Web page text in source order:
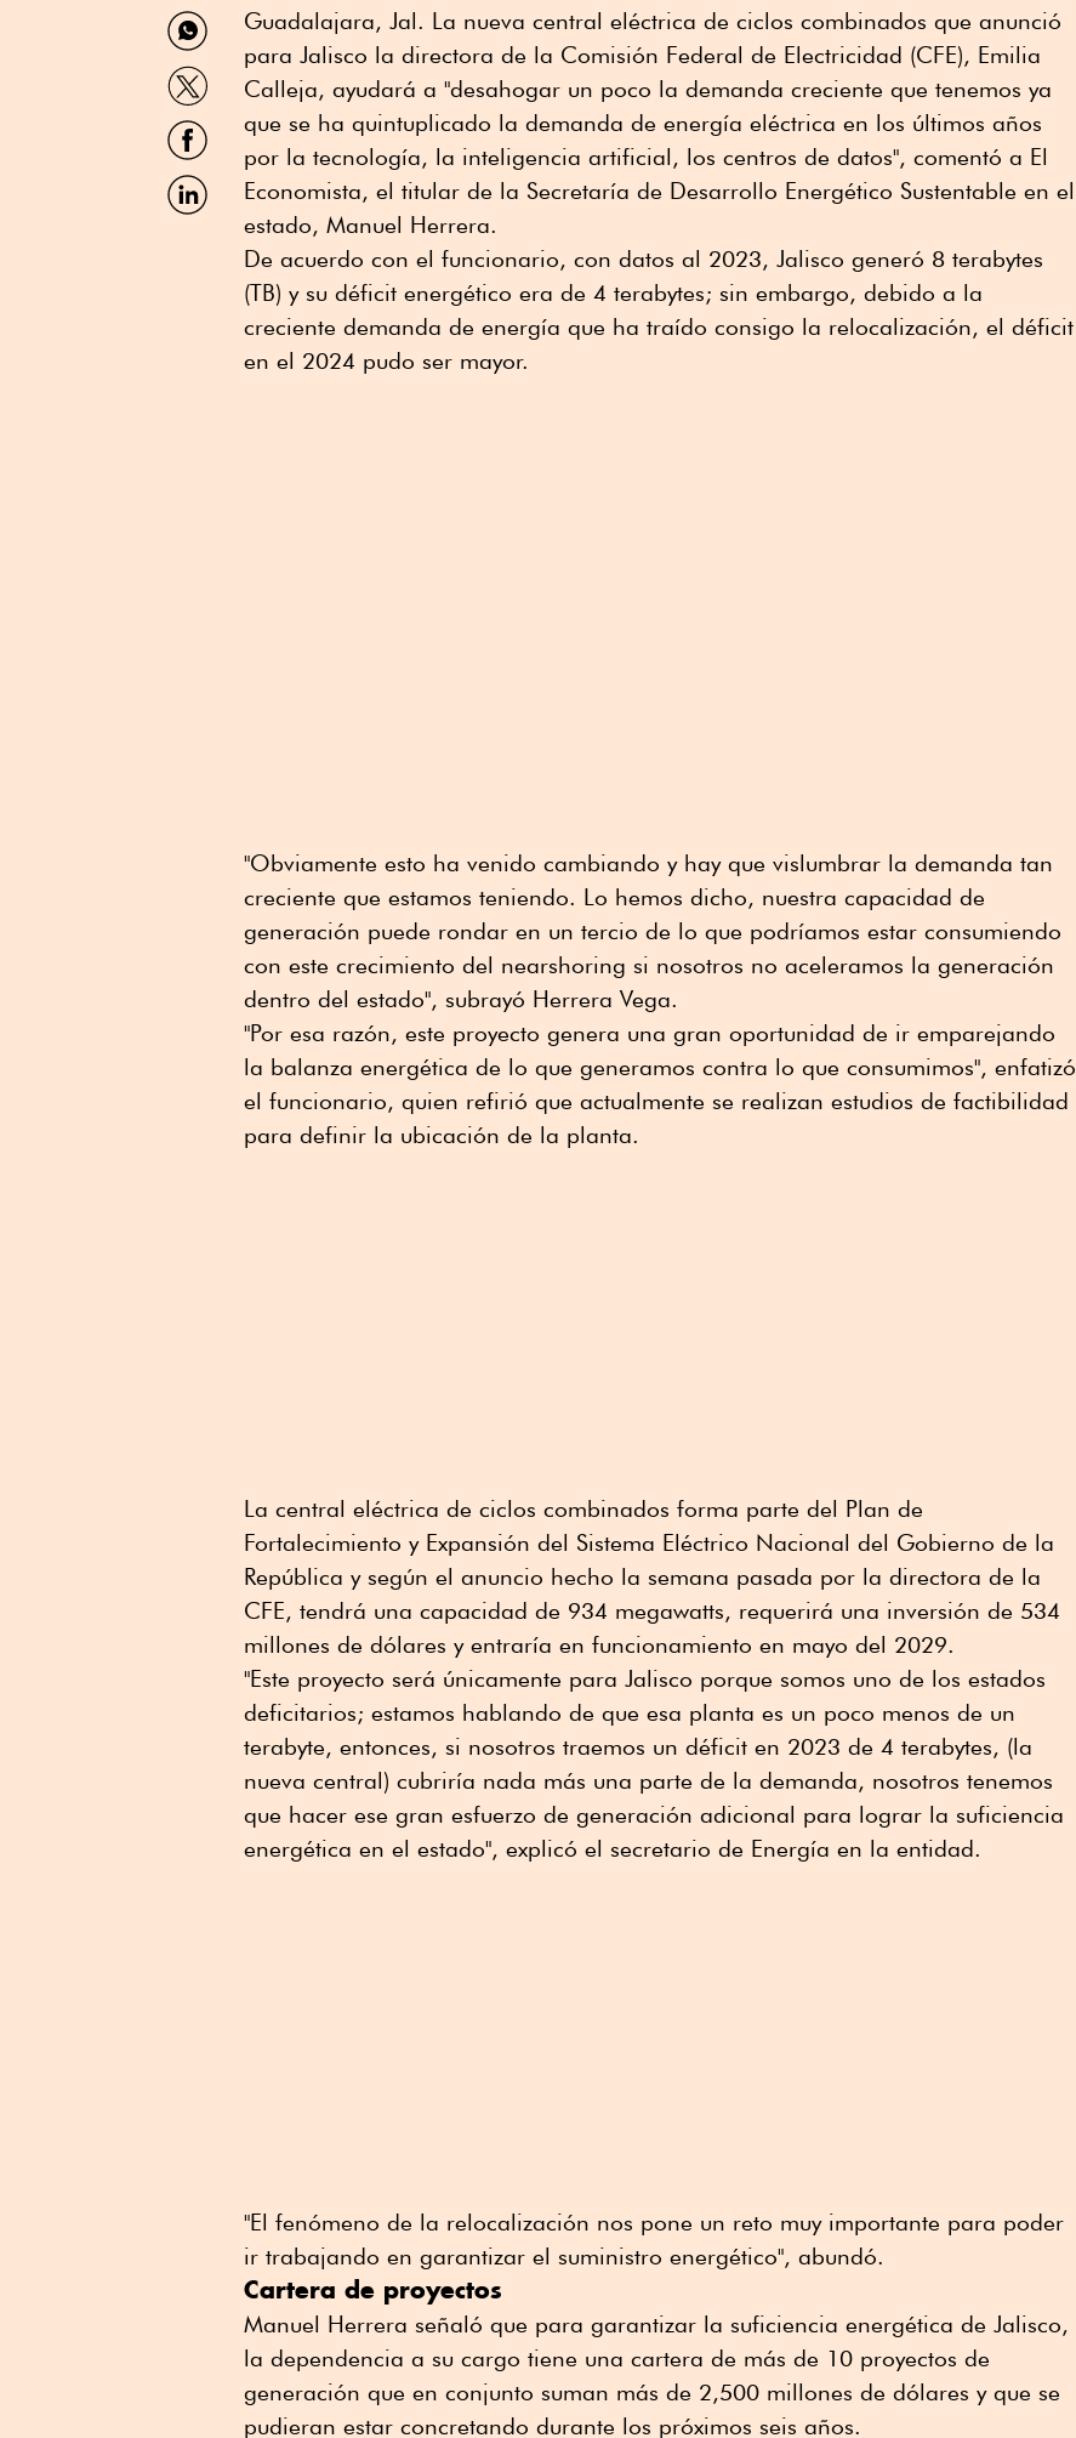
Compartir
por
WhatsApp
Compartir
por
Twitter
Compartir
por
Facebook
Compartir
por
Guadalajara, Jal. La nueva central eléctrica de ciclos combinados que anunció
para Jalisco la directora de la Comisión Federal de Electricidad (CFE), Emilia
Calleja, ayudará a "desahogar un poco la demanda creciente que tenemos ya
que se ha quintuplicado la demanda de energía eléctrica en los últimos años
por la tecnología, la inteligencia artificial, los centros de datos", comentó a El
Economista, el titular de la Secretaría de Desarrollo Energético Sustentable en el
estado, Manuel Herrera.
De acuerdo con el funcionario, con datos al 2023, Jalisco generó 8 terabytes
(TB) y su déficit energético era de 4 terabytes; sin embargo, debido a la
creciente demanda de energía que ha traído consigo la relocalización, el déficit
en el 2024 pudo ser mayor.
"Obviamente esto ha venido cambiando y hay que vislumbrar la demanda tan
creciente que estamos teniendo. Lo hemos dicho, nuestra capacidad de
generación puede rondar en un tercio de lo que podríamos estar consumiendo
con este crecimiento del nearshoring si nosotros no aceleramos la generación
dentro del estado", subrayó Herrera Vega.
"Por esa razón, este proyecto genera una gran oportunidad de ir emparejando
la balanza energética de lo que generamos contra lo que consumimos", enfatizó
el funcionario, quien refirió que actualmente se realizan estudios de factibilidad
para definir la ubicación de la planta.
La central eléctrica de ciclos combinados forma parte del Plan de
Fortalecimiento y Expansión del Sistema Eléctrico Nacional del Gobierno de la
República y según el anuncio hecho la semana pasada por la directora de la
CFE, tendrá una capacidad de 934 megawatts, requerirá una inversión de 534
millones de dólares y entraría en funcionamiento en mayo del 2029.
"Este proyecto será únicamente para Jalisco porque somos uno de los estados
deficitarios; estamos hablando de que esa planta es un poco menos de un
terabyte, entonces, si nosotros traemos un déficit en 2023 de 4 terabytes, (la
nueva central) cubriría nada más una parte de la demanda, nosotros tenemos
que hacer ese gran esfuerzo de generación adicional para lograr la suficiencia
energética en el estado", explicó el secretario de Energía en la entidad.
"El fenómeno de la relocalización nos pone un reto muy importante para poder
ir trabajando en garantizar el suministro energético", abundó.
Cartera de proyectos
Manuel Herrera señaló que para garantizar la suficiencia energética de Jalisco,
la dependencia a su cargo tiene una cartera de más de 10 proyectos de
generación que en conjunto suman más de 2,500 millones de dólares y que se
pudieran estar concretando durante los próximos seis años.